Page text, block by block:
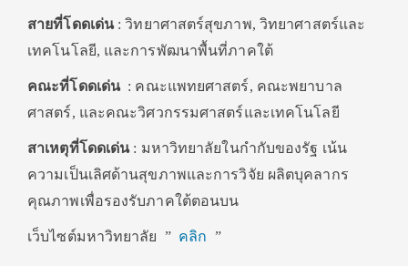
สายที่โดดเด่น: วิทยาศาสตร์สุขภาพ, วิทยาศาสตร์และ
เทคโนโลยี, และการพัฒนาพื้นที่ภาคใต้
คณะที่โดดเด่น: คณะแพทยศาสตร์, คณะพยาบาล
ศาสตร์, และคณะวิศวกรรมศาสตร์และเทคโนโลยี
สาเหตุที่โดดเด่น: มหาวิทยาลัยในกำกับของรัฐ เน้น
ความเป็นเลิศด้านสุขภาพและการวิจัย ผลิตบุคลากร
คุณภาพเพื่อรองรับภาคใต้ตอนบน
เว็บไซต์มหาวิทยาลัย ” คลิก ”